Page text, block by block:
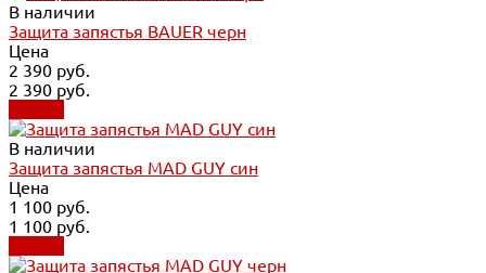
В наличии
Защита запястья BAUER черн
Цена
2 390 руб.
2 390 руб.
В наличии
Защита запястья MAD GUY син
Цена
1 100 руб.
1 100 руб.